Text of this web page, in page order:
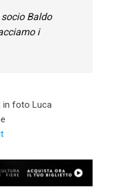
Baldo
i
in foto Luca